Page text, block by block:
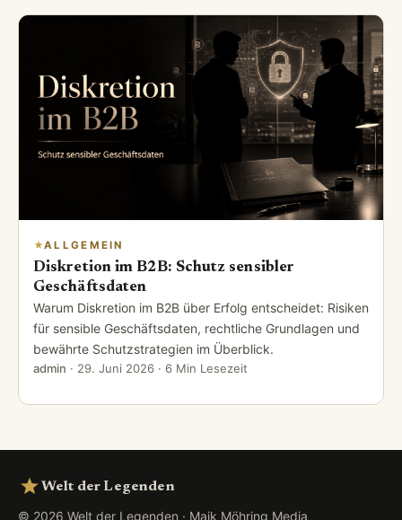
ALLGEMEIN
Diskretion im B2B: Schutz sensibler
Geschäftsdaten
Warum Diskretion im B2B über Erfolg entscheidet: Risiken
für sensible Geschäftsdaten, rechtliche Grundlagen und
bewährte Schutzstrategien im Überblick.
admin · 29. Juni 2026 · 6 Min Lesezeit
Welt der Legenden
© 2026 Welt der Legenden · Maik Möhring Media